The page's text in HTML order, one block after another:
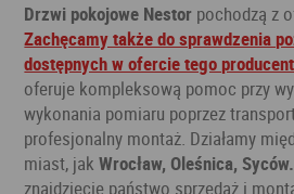
Drzwi pokojowe Nestor pochodzą z
Zachęcamy także do sprawdzenia
dostępnych w ofercie tego
oferuje kompleksową pomoc przy
wykonania pomiaru poprzez
profesjonalny montaż. Działamy
miast, jakWrocław, Oleśnica, Syców.
znajdziecie państwo sprzedaż i